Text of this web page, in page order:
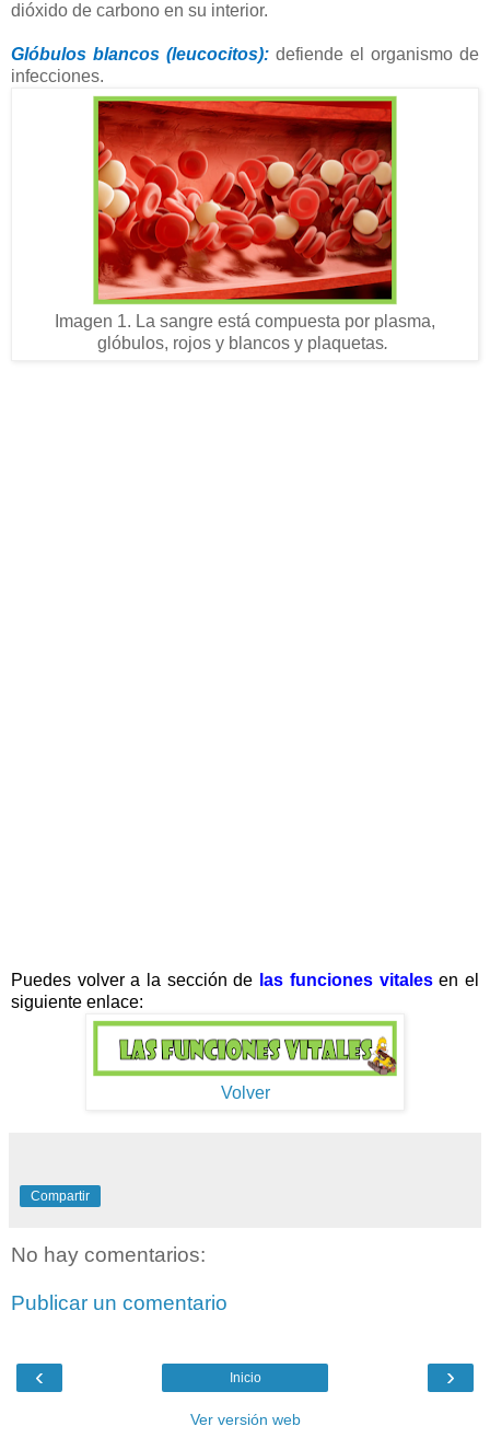
dióxido de carbono en su interior.
Glóbulos blancos (leucocitos): defiende el organismo de
infecciones.
Imagen 1. La sangre está compuesta por plasma,
glóbulos, rojos y blancos y plaquetas.
Puedes volver a la sección de las funciones vitalesen el
siguiente enlace:
Volver
Compartir
No hay comentarios:
Publicar un comentario
‹ ›
Inicio
Ver versión web